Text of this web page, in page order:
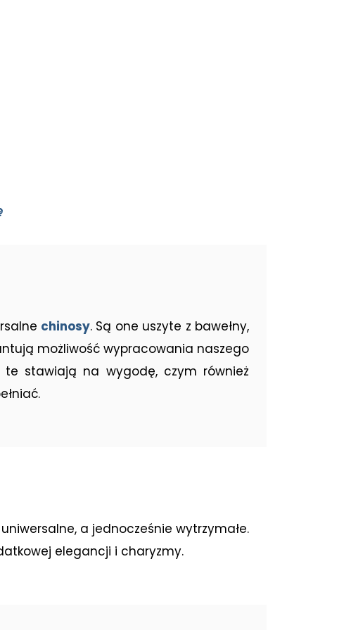
chinosy. Są one uszyte z bawełny,
możliwość wypracowania naszego
te stawiają na wygodę, czym również
a jednocześnie wytrzymałe.
elegancji i charyzmy.